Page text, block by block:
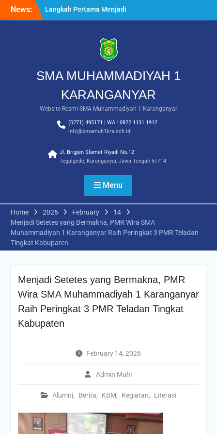
News:
Langkah Pertama Menjadi
Generasi Berkarakter,
Muhammadiyah 1
Karanganyar Dimulai
Kebangsaan
Saat Fajar Menyapa
Angkatan Baru, SMA
Muhammadiyah 1
Karanganyar Gelar
Awalussanah Penuh Makna
Rekapitulasi Realisasi
2026
SMA MUHAMMADIYAH 1
KARANGANYAR
Website Resmi SMA Muhammadiyah 1 Karanganyar
(0271) 495171 | WA : 0822 1131 1912
info@smamuh1kra.sch.id
Jl. Brigjen Slamet Riyadi No.12
Tegalgede, Karanganyar, Jawa Tengah 57714
Menu
Home 2026 February
14
Menjadi Setetes yang Bermakna, PMR Wira SMA
Muhammadiyah 1 Karanganyar Raih Peringkat 3 PMR Teladan
Tingkat Kabupaten
Menjadi Setetes yang Bermakna, PMR
Wira SMA Muhammadiyah 1 Karanganyar
Raih Peringkat 3 PMR Teladan Tingkat
Kabupaten
February 14, 2026
Admin Muhi
Alumni, Berita, KBM, Kegiatan, Literasi